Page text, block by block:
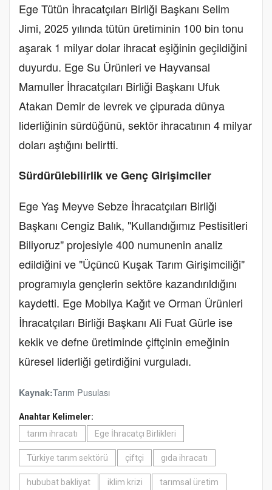
Ege Tütün İhracatçıları Birliği Başkanı Selim
Jimi, 2025 yılında tütün üretiminin 100 bin tonu
aşarak 1 milyar dolar ihracat eşiğinin geçildiğini
duyurdu. Ege Su Ürünleri ve Hayvansal
Mamuller İhracatçıları Birliği Başkanı Ufuk
Atakan Demir de levrek ve çipurada dünya
liderliğinin sürdüğünü, sektör ihracatının 4 milyar
doları aştığını belirtti.
Sürdürülebilirlik ve Genç Girişimciler
Ege Yaş Meyve Sebze İhracatçıları Birliği
Başkanı Cengiz Balık, "Kullandığımız Pestisitleri
Biliyoruz" projesiyle 400 numunenin analiz
edildiğini ve "Üçüncü Kuşak Tarım Girişimciliği"
programıyla gençlerin sektöre kazandırıldığını
kaydetti. Ege Mobilya Kağıt ve Orman Ürünleri
İhracatçıları Birliği Başkanı Ali Fuat Gürle ise
kekik ve defne üretiminde çiftçinin emeğinin
küresel liderliği getirdiğini vurguladı.
Kaynak:Tarım Pusulası
Anahtar Kelimeler:
tarım ihracatı
Ege İhracatçı Birlikleri
Türkiye tarım sektörü çiftçi gıda ihracatı
hububat bakliyat iklim krizi tarımsal üretim